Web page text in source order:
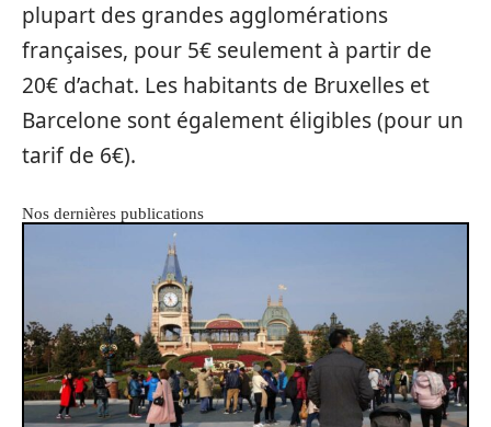
plupart des grandes agglomérations
françaises, pour 5€ seulement à partir de
20€ d’achat. Les habitants de Bruxelles et
Barcelone sont également éligibles (pour un
tarif de 6€).
Nos dernières publications